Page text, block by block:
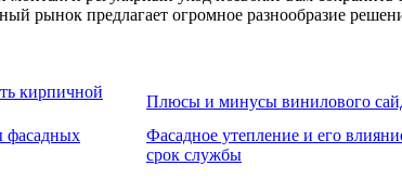
рынок предлагает огромное разнообразие
кирпичной
Плюсы и минусы винилового
фасадных
Фасадное утепление и его
срок службы